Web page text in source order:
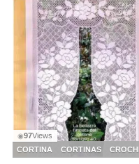
◉97Views
CORTINA
CORTINAS